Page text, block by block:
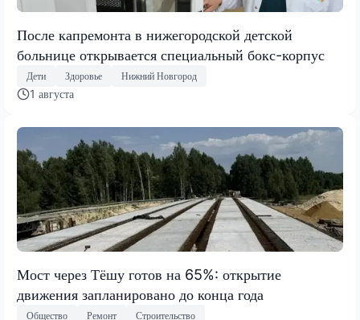
После капремонта в нижегородской детской
больнице открывается специальный бокс-корпус
Дети Здоровье Нижний Новгород
1 августа
Мост через Тёшу готов на 65%: открытие
движения запланировано до конца года
Общество Ремонт Строительство